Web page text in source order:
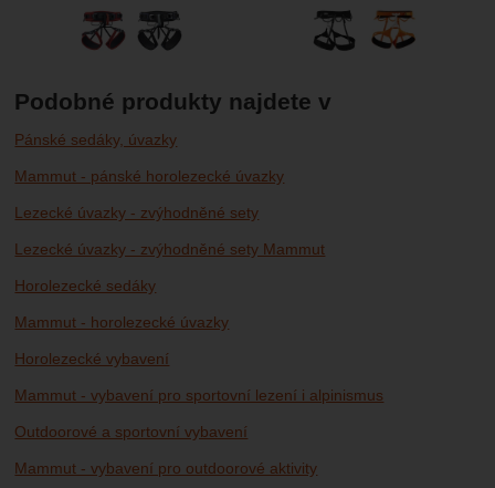
Podobné produkty najdete v
Pánské sedáky, úvazky
Mammut - pánské horolezecké úvazky
Lezecké úvazky - zvýhodněné sety
Lezecké úvazky - zvýhodněné sety Mammut
Horolezecké sedáky
Mammut - horolezecké úvazky
Horolezecké vybavení
Mammut - vybavení pro sportovní lezení i alpinismus
Outdoorové a sportovní vybavení
Mammut - vybavení pro outdoorové aktivity